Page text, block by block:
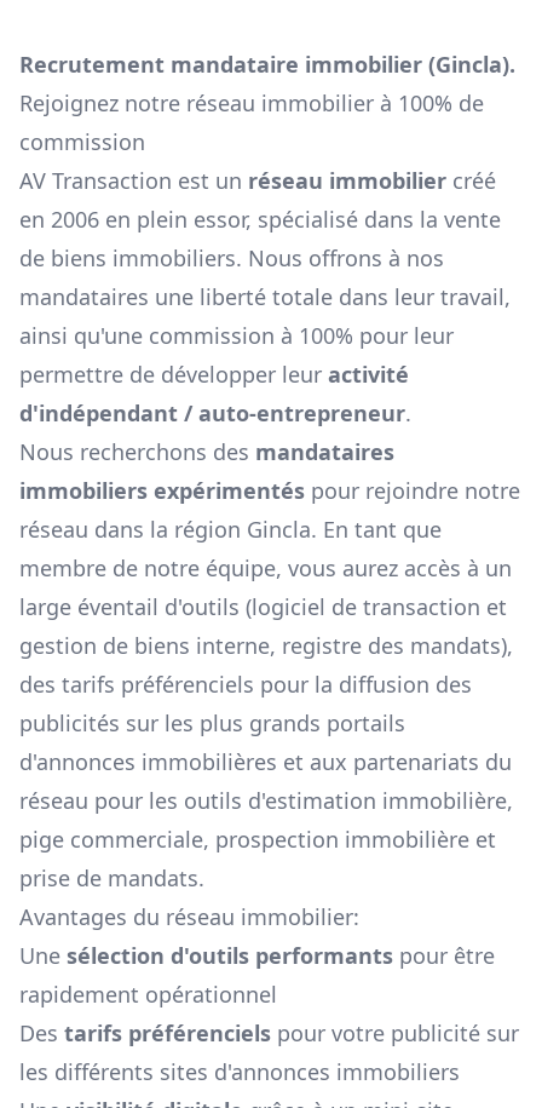
Recrutement mandataire immobilier (Gincla).
Rejoignez notre réseau immobilier à 100% de
commission
AV Transaction est un réseau immobilier créé
en 2006 en plein essor, spécialisé dans la vente
de biens immobiliers. Nous offrons à nos
mandataires une liberté totale dans leur travail,
ainsi qu'une commission à 100% pour leur
permettre de développer leur activité
d'indépendant / auto-entrepreneur.
Nous recherchons des mandataires
immobiliers expérimentés pour rejoindre notre
réseau dans la région Gincla. En tant que
membre de notre équipe, vous aurez accès à un
large éventail d'outils (logiciel de transaction et
gestion de biens interne, registre des mandats),
des tarifs préférenciels pour la diffusion des
publicités sur les plus grands portails
d'annonces immobilières et aux partenariats du
réseau pour les outils d'estimation immobilière,
pige commerciale, prospection immobilière et
prise de mandats.
Avantages du réseau immobilier:
Une sélection d'outils performants pour être
rapidement opérationnel
Des tarifs préférenciels pour votre publicité sur
les différents sites d'annonces immobiliers